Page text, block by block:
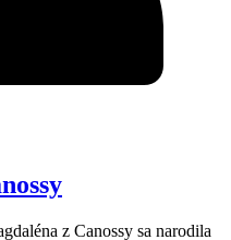
z Canossy sa narodila